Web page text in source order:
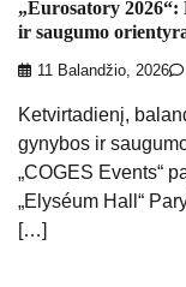
„Eurosatory
ir saugumo
11 Balandžio, 2026
Ketvirtadienį,
gynybos ir
„COGES Events“
„Elyséum Hall“
[…]